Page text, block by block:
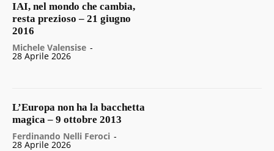
IAI, nel mondo che cambia,
resta prezioso – 21 giugno
2016
Michele Valensise -
28 Aprile 2026
L’Europa non ha la bacchetta
magica – 9 ottobre 2013
Ferdinando Nelli Feroci -
28 Aprile 2026